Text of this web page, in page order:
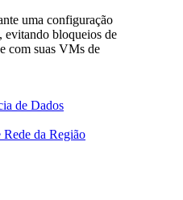
uma configuração
evitando bloqueios de
com suas VMs de
de Dados
da Região